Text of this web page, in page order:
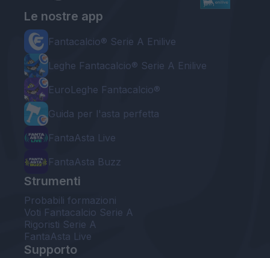
Le nostre app
Fantacalcio® Serie A Enilive
Leghe Fantacalcio® Serie A Enilive
EuroLeghe Fantacalcio®
Guida per l'asta perfetta
FantaAsta Live
FantaAsta Buzz
Strumenti
Probabili formazioni
Voti Fantacalcio Serie A
Rigoristi Serie A
FantaAsta Live
Supporto